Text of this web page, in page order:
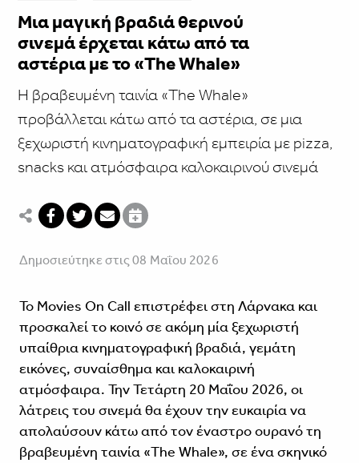
Μια μαγική βραδιά θερινού
σινεμά έρχεται κάτω από τα
αστέρια με το «The Whale»
Η βραβευμένη ταινία «The Whale»
προβάλλεται κάτω από τα αστέρια, σε μια
ξεχωριστή κινηματογραφική εμπειρία με pizza,
snacks και ατμόσφαιρα καλοκαιρινού σινεμά
Δημοσιεύτηκε στις 08 Μαΐου 2026
Το Movies On Call επιστρέφει στη Λάρνακα και
προσκαλεί το κοινό σε ακόμη μία ξεχωριστή
υπαίθρια κινηματογραφική βραδιά, γεμάτη
εικόνες, συναίσθημα και καλοκαιρινή
ατμόσφαιρα. Την Τετάρτη 20 Μαΐου 2026, οι
λάτρεις του σινεμά θα έχουν την ευκαιρία να
απολαύσουν κάτω από τον έναστρο ουρανό τη
βραβευμένη ταινία «The Whale», σε ένα σκηνικό